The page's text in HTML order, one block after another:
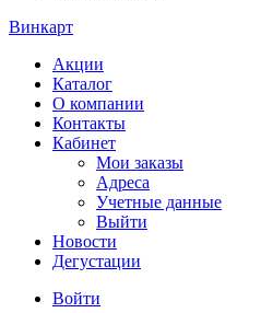
Винкарт
Акции
Каталог
О компании
Контакты
Кабинет
Мои заказы
Адреса
Учетные данные
Выйти
Новости
Дегустации
Войти